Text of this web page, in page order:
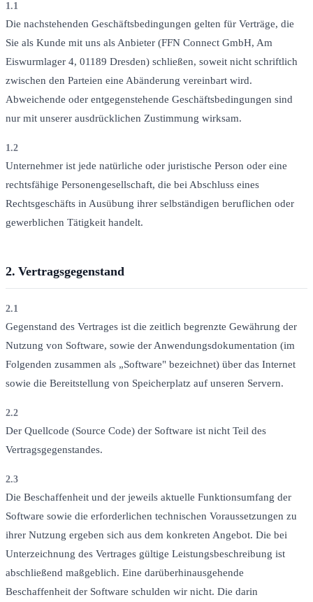
1.1
Die nachstehenden Geschäftsbedingungen gelten für Verträge, die
Sie als Kunde mit uns als Anbieter (FFN Connect GmbH, Am
Eiswurmlager 4, 01189 Dresden) schließen, soweit nicht schriftlich
zwischen den Parteien eine Abänderung vereinbart wird.
Abweichende oder entgegenstehende Geschäftsbedingungen sind
nur mit unserer ausdrücklichen Zustimmung wirksam.
1.2
Unternehmer ist jede natürliche oder juristische Person oder eine
rechtsfähige Personengesellschaft, die bei Abschluss eines
Rechtsgeschäfts in Ausübung ihrer selbständigen beruflichen oder
gewerblichen Tätigkeit handelt.
2. Vertragsgegenstand
2.1
Gegenstand des Vertrages ist die zeitlich begrenzte Gewährung der
Nutzung von Software, sowie der Anwendungsdokumentation (im
Folgenden zusammen als „Software" bezeichnet) über das Internet
sowie die Bereitstellung von Speicherplatz auf unseren Servern.
2.2
Der Quellcode (Source Code) der Software ist nicht Teil des
Vertragsgegenstandes.
2.3
Die Beschaffenheit und der jeweils aktuelle Funktionsumfang der
Software sowie die erforderlichen technischen Voraussetzungen zu
ihrer Nutzung ergeben sich aus dem konkreten Angebot. Die bei
Unterzeichnung des Vertrages gültige Leistungsbeschreibung ist
abschließend maßgeblich. Eine darüberhinausgehende
Beschaffenheit der Software schulden wir nicht. Die darin